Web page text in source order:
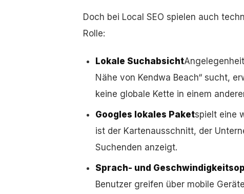
Doch bei Local SEO spielen auch
Rolle:
Lokale Suchabsicht
Nähe von Kendwa Beach“ sucht,
keine globale Kette in einem
Googles lokales Paketspielt eine
ist der Kartenausschnitt, der
Suchenden anzeigt.
Sprach- und
Benutzer greifen über mobile